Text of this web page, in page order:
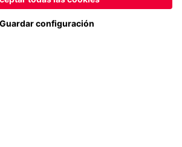
Globalpara entregar allí!